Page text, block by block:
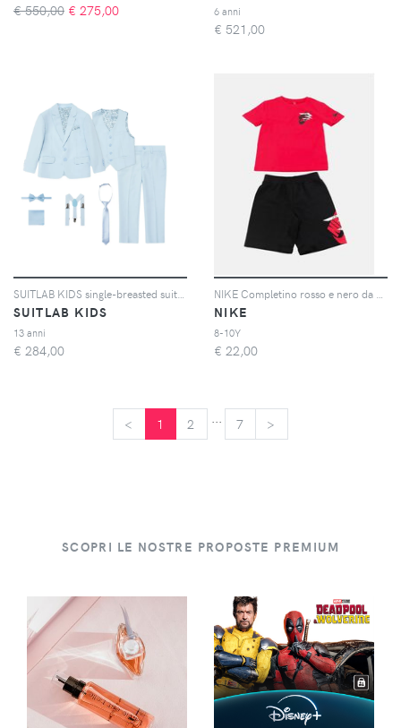
€ 550,00 € 275,00 6 anni
€ 521,00
SUITLAB KIDS
13 anni
€ 284,00
NIKE
8-10Y
€ 22,00
< 1 2 7 >
SCOPRI LE NOSTRE PROPOSTE PREMIUM